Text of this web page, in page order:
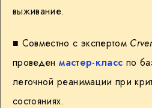
выживание.
■ Совместно с экспертом
проведенмастер-класс по
легочной реанимации при
состояниях.